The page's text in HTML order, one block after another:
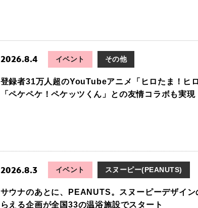
2026.8.4 イベント その他
登録者31万人超のYouTubeアニメ「ヒロたま！ヒ
「ペケペケ！ペケッツくん」との友情コラボも実現
2026.8.3 イベント スヌーピー(PEANUTS)
サウナのあとに、PEANUTS。スヌーピーデザイ
らえる企画が全国33の温浴施設でスタート